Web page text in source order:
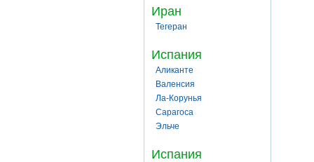
Иран
Тегеран
Испания
Аликанте
Валенсия
Ла-Корунья
Сарагоса
Эльче
Испания